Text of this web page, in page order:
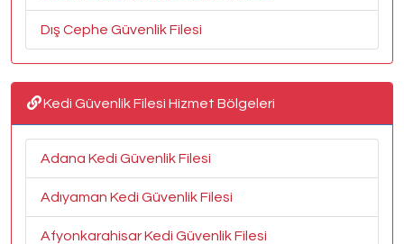
Dış Cephe Güvenlik Filesi
Kedi Güvenlik Filesi Hizmet Bölgeleri
Adana Kedi Güvenlik Filesi
Adıyaman Kedi Güvenlik Filesi
Afyonkarahisar Kedi Güvenlik Filesi